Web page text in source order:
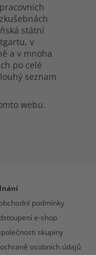
státní
v
a v mnoha
po celé
seznam
webu.
podmínky
e-shop
skupiny
ochraně osobních údajů